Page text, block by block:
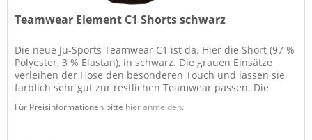
Teamwear Element C1 Shorts schwarz
Die neue Ju-Sports Teamwear C1 ist da. Hier die Short (97 %
Polyester, 3 % Elastan), in schwarz. Die grauen Einsätze
verleihen der Hose den besonderen Touch und lassen sie
farblich sehr gut zur restlichen Teamwear passen. Die
Für Preisinformationen bitte hier anmelden.